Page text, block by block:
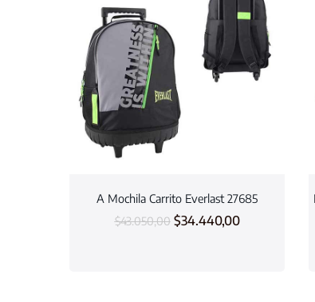
A Mochila Carrito Everlast 27685
$43.050,00 $34.440,00